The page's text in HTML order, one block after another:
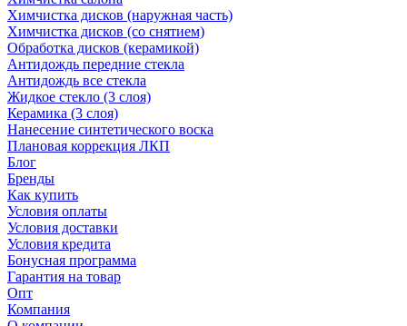
Химчистка дисков (наружная часть)
Химчистка дисков (со снятием)
Обработка дисков (керамикой)
Антидождь передние стекла
Антидождь все стекла
Жидкое стекло (3 слоя)
Керамика (3 слоя)
Нанесение синтетического воска
Плановая коррекция ЛКП
Блог
Бренды
Как купить
Условия оплаты
Условия доставки
Условия кредита
Бонусная программа
Гарантия на товар
Опт
Компания